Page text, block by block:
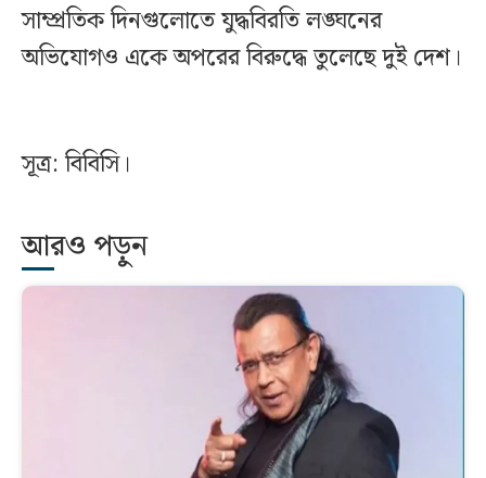
সাম্প্রতিক দিনগুলোতে যুদ্ধবিরতি লঙ্ঘনের
অভিযোগও একে অপরের বিরুদ্ধে তুলেছে দুই দেশ।
সূত্র: বিবিসি।
আরও পড়ুন